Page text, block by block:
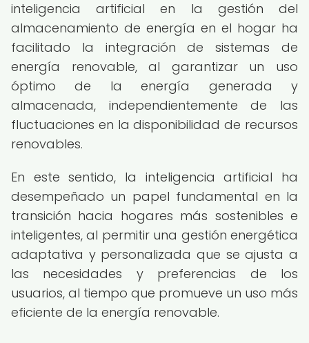
inteligencia artificial en la gestión del
almacenamiento de energía en el hogar ha
facilitado la integración de sistemas de
energía renovable, al garantizar un uso
óptimo de la energía generada y
almacenada, independientemente de las
fluctuaciones en la disponibilidad de recursos
renovables.
En este sentido, la inteligencia artificial ha
desempeñado un papel fundamental en la
transición hacia hogares más sostenibles e
inteligentes, al permitir una gestión energética
adaptativa y personalizada que se ajusta a
las necesidades y preferencias de los
usuarios, al tiempo que promueve un uso más
eficiente de la energía renovable.